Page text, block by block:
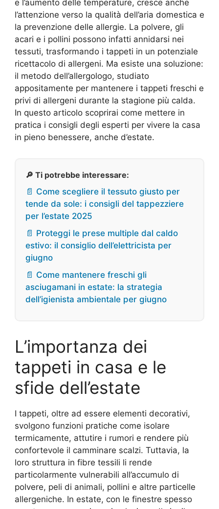
e l’aumento delle temperature, cresce anche
l’attenzione verso la qualità dell’aria domestica e
la prevenzione delle allergie. La polvere, gli
acari e i pollini possono infatti annidarsi nei
tessuti, trasformando i tappeti in un potenziale
ricettacolo di allergeni. Ma esiste una soluzione:
il metodo dell’allergologo, studiato
appositamente per mantenere i tappeti freschi e
privi di allergeni durante la stagione più calda.
In questo articolo scoprirai come mettere in
pratica i consigli degli esperti per vivere la casa
in pieno benessere, anche d’estate.
🔎 Ti potrebbe interessare:
📄 Come scegliere il tessuto giusto per
tende da sole: i consigli del tappezziere
per l’estate 2025
📄 Proteggi le prese multiple dal caldo
estivo: il consiglio dell’elettricista per
giugno
📄 Come mantenere freschi gli
asciugamani in estate: la strategia
dell’igienista ambientale per giugno
L’importanza dei
tappeti in casa e le
sfide dell’estate
I tappeti, oltre ad essere elementi decorativi,
svolgono funzioni pratiche come isolare
termicamente, attutire i rumori e rendere più
confortevole il camminare scalzi. Tuttavia, la
loro struttura in fibre tessili li rende
particolarmente vulnerabili all’accumulo di
polvere, peli di animali, pollini e altre particelle
allergeniche. In estate, con le finestre spesso